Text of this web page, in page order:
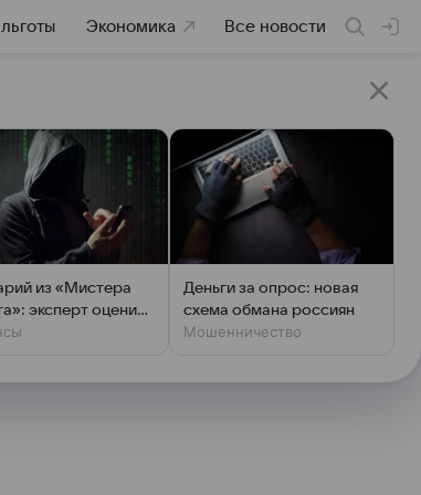
Экономика Все новости
из «Мистера
эксперт оценил
хакеров
Деньги за опрос: новая
схема обмана россиян
Мошенничество